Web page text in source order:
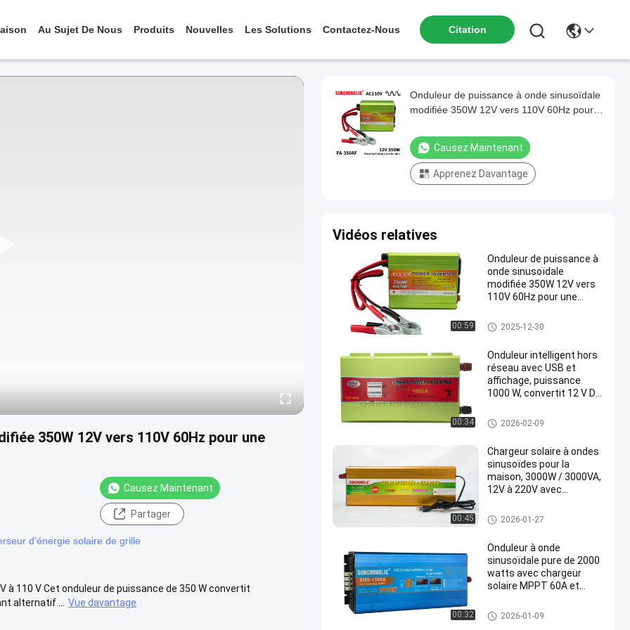
Au Sujet De Nous Produits Nouvelles Les Solutions Contactez-Nous Citation
350W 12V vers 110V 60Hz pour une
Causez Maintenant
Partager
d'énergie solaire de grille
à 110 V Cet onduleur de puissance de 350 W convertit
alternatif ...
Vue davantage
Onduleur de puissance à onde sinusoïdale
modifiée 350W 12V vers 110V 60Hz pour
Causez Maintenant
Apprenez Davantage
Vidéos relatives
00:59
Onduleur de puissance à
onde sinusoïdale
modifiée 350W 12V vers
110V 60Hz pour une
Invertisseur modifié
2025-12-30
00:34
Onduleur intelligent hors
réseau avec USB et
affichage, puissance
1000 W, convertit 12 V DC
sinusoïdale modifiée
Invertisseur modifié
2026-02-09
00:45
Chargeur solaire à ondes
sinusoïdes pour la
maison, 3000W / 3000VA,
12V à 220V avec
pendant les pannes.
Invertisseur de chargeur UPS
2026-01-27
00:32
Onduleur à onde
sinusoïdale pure de 2000
watts avec chargeur
solaire MPPT 60A et
applications haute
puissance
Invertisseur d'onde sinusoïdal
e pure
2026-01-09